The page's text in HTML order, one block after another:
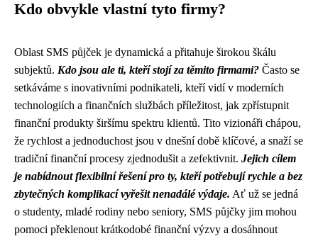
Kdo obvykle vlastní tyto firmy?
Oblast SMS půjček je dynamická a přitahuje širokou škálu
subjektů. Kdo jsou ale ti, kteří stojí za těmito firmami? Často se
setkáváme s inovativními podnikateli, kteří vidí v moderních
technologiích a finančních službách příležitost, jak zpřístupnit
finanční produkty širšímu spektru klientů. Tito vizionáři chápou,
že rychlost a jednoduchost jsou v dnešní době klíčové, a snaží se
tradiční finanční procesy zjednodušit a zefektivnit. Jejich cílem
je nabídnout flexibilní řešení pro ty, kteří potřebují rychle a bez
zbytečných komplikací vyřešit nenadálé výdaje. Ať už se jedná
o studenty, mladé rodiny nebo seniory, SMS půjčky jim mohou
pomoci překlenout krátkodobé finanční výzvy a dosáhnout